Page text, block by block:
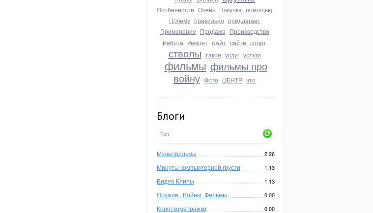
Особенности Очень Покупка помощью
Почему правильно предлагает
Применение Продажа Производство
Работа Ремонт сайт сайте спорт
стволы такое услуг услуги
фильмы фильмы про
войну Фото ЦЕНТР что
Блоги
Топ
Мультфильмы 2.26
Минуты компьютерной грусти 1.13
Видео Клипы 1.13
Оружие , Войны, Фильмы 0.00
Короткометражки 0.00